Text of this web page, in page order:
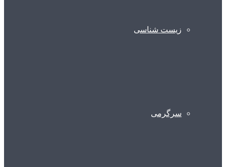
زیست شناسی
سرگرمی